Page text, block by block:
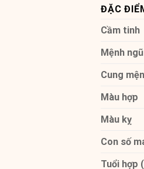
ĐẶC
Cầm tinh
Mệnh
Cung
Màu hợp
Màu kỵ
Con số
Tuổi hợp